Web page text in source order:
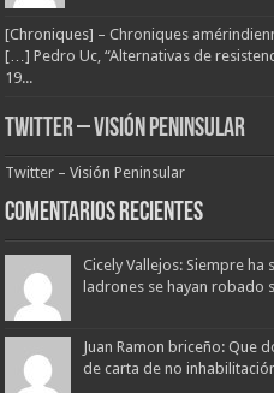
[Chroniques] – Chroniques
[…] Pedro Uc, “Alternativas de
19...
Twitter – Visión Peninsular
Twitter – Visión Peninsular
Comentarios Recientes
Cicely Vallejos: Siempre
ladrones se hayan robado
Juan Ramon briceño: Que
de carta de no